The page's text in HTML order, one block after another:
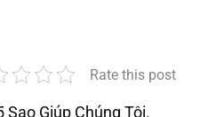
Rate this post
Sao Giúp Chúng Tôi.